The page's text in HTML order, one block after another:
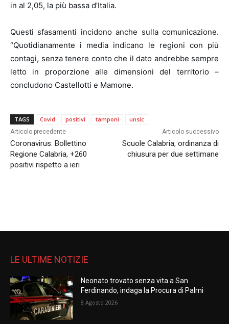
in al 2,05, la più bassa d’Italia.
Questi sfasamenti incidono anche sulla comunicazione.
“Quotidianamente i media indicano le regioni con più
contagi, senza tenere conto che il dato andrebbe sempre
letto in proporzione alle dimensioni del territorio –
concludono Castellotti e Mamone.
TAGS Covid positivi tamponi unsic
Articolo precedente
Coronavirus. Bollettino
Regione Calabria, +260
positivi rispetto a ieri
Articolo successivo
Scuole Calabria, ordinanza di
chiusura per due settimane
LE ULTIME NOTIZIE
Neonato trovato senza vita a San
Ferdinando, indaga la Procura di Palmi
8 Agosto 2026